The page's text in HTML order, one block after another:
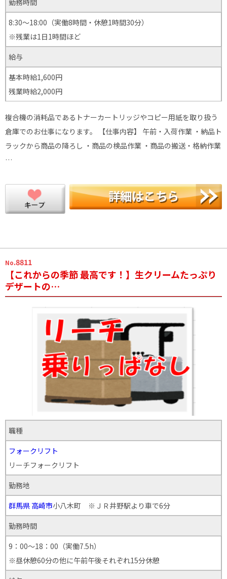
勤務時間
8:30～18:00（実働8時間・休憩1時間30分）
※残業は1日1時間ほど
給与
基本時給1,600円
残業時給2,000円
複合機の消耗品であるトナーカートリッジやコピー用紙を取り扱う
倉庫でのお仕事になります。 【仕事内容】 午前・入荷作業 ・納品ト
ラックから商品の降ろし ・商品の検品作業 ・商品の搬送・格納作業
…
No.8811
【これからの季節 最高です！】生クリームたっぷり
デザートの…
職種
フォークリフト
リーチフォークリフト
勤務地
群馬県 高崎市小八木町 ※ＪＲ井野駅より車で6分
勤務時間
9：00～18：00（実働7.5h）
※昼休憩60分の他に午前午後それぞれ15分休憩